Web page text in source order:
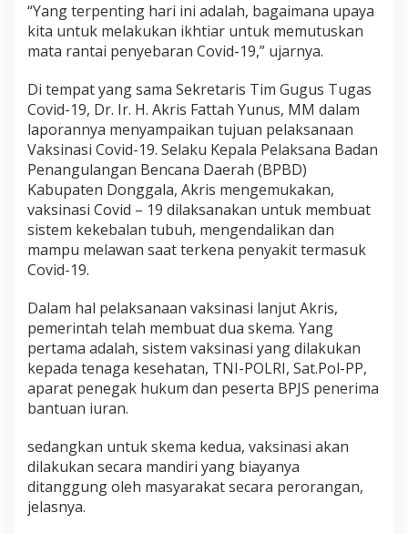
“Yang terpenting hari ini adalah, bagaimana upaya
kita untuk melakukan ikhtiar untuk memutuskan
mata rantai penyebaran Covid-19,” ujarnya.
Di tempat yang sama Sekretaris Tim Gugus Tugas
Covid-19, Dr. Ir. H. Akris Fattah Yunus, MM dalam
laporannya menyampaikan tujuan pelaksanaan
Vaksinasi Covid-19. Selaku Kepala Pelaksana Badan
Penangulangan Bencana Daerah (BPBD)
Kabupaten Donggala, Akris mengemukakan,
vaksinasi Covid – 19 dilaksanakan untuk membuat
sistem kekebalan tubuh, mengendalikan dan
mampu melawan saat terkena penyakit termasuk
Covid-19.
Dalam hal pelaksanaan vaksinasi lanjut Akris,
pemerintah telah membuat dua skema. Yang
pertama adalah, sistem vaksinasi yang dilakukan
kepada tenaga kesehatan, TNI-POLRI, Sat.Pol-PP,
aparat penegak hukum dan peserta BPJS penerima
bantuan iuran.
sedangkan untuk skema kedua, vaksinasi akan
dilakukan secara mandiri yang biayanya
ditanggung oleh masyarakat secara perorangan,
jelasnya.